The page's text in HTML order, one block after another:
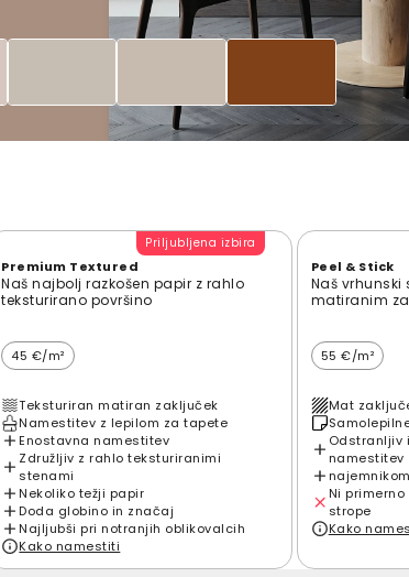
Priljubljena izbira
Premium Textured
Naš najbolj razkošen papir z rahlo
teksturirano površino
45 €/m²
Teksturiran matiran zaključek
Namestitev z lepilom za tapete
Enostavna namestitev
Združljiv z rahlo teksturiranimi
stenami
Nekoliko težji papir
Doda globino in značaj
Najljubši pri notranjih oblikovalcih
Kako namestiti
Peel & Stick
Naš
matiranim
55 €/m²
Mat
Odstranljiv
namestitev
Ni
strope
Kako